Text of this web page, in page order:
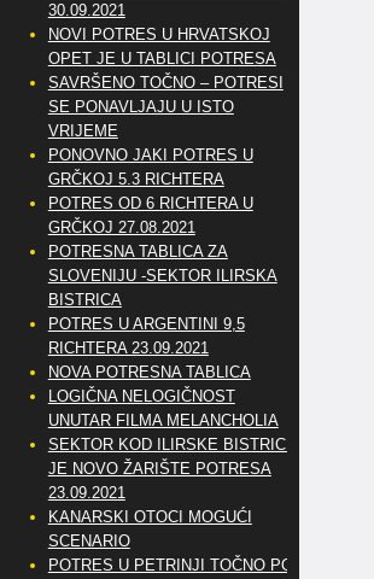
30.09.2021
NOVI POTRES U HRVATSKOJ
OPET JE U TABLICI POTRESA
SAVRŠENO TOČNO – POTRESI
SE PONAVLJAJU U ISTO
VRIJEME
PONOVNO JAKI POTRES U
GRČKOJ 5.3 RICHTERA
POTRES OD 6 RICHTERA U
GRČKOJ 27.08.2021
POTRESNA TABLICA ZA
SLOVENIJU -SEKTOR ILIRSKA
BISTRICA
POTRES U ARGENTINI 9,5
RICHTERA 23.09.2021
NOVA POTRESNA TABLICA
LOGIČNA NELOGIČNOST
UNUTAR FILMA MELANCHOLIA
SEKTOR KOD ILIRSKE BISTRICE
JE NOVO ŽARIŠTE POTRESA
23.09.2021
KANARSKI OTOCI MOGUĆI
SCENARIO
POTRES U PETRINJI TOČNO PO